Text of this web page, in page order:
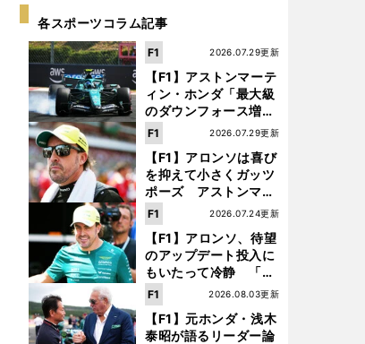
各スポーツコラム記事
【F1】アストンマーテ
ィン・ホンダ「最大級
のダウンフォース増」
を実現するも、アロン
ソが苦言を呈した理由
2026.07.29更新
F1
【F1】アロンソは喜び
を抑えて小さくガッツ
ポーズ アストンマー
ティン・ホンダが「レ
ース」に戻ってきた
2026.07.29更新
F1
【F1】アロンソ、待望
のアップデート投入に
もいたって冷静 「ハ
ンガリーGPが僕らに
優しいサーキットであ
ることを願う」
2026.07.24更新
F1
【F1】元ホンダ・浅木
泰昭が語るリーダー論
2026.08.03更新
F1